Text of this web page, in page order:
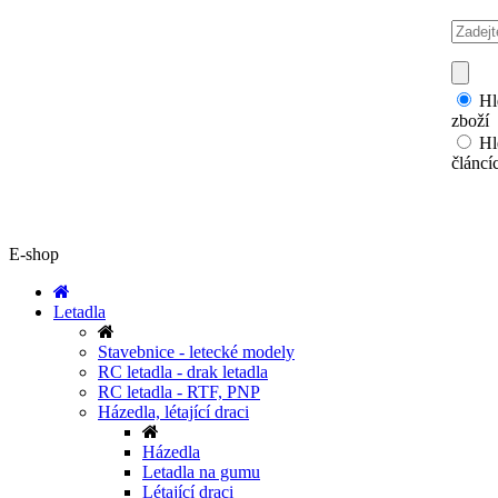
zboží
E-shop
Letadla
Stavebnice - letecké modely
RC letadla - drak letadla
RC letadla - RTF, PNP
Házedla, létající draci
Házedla
Letadla na gumu
Létající draci